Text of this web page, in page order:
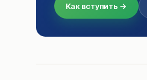
Как вступить →